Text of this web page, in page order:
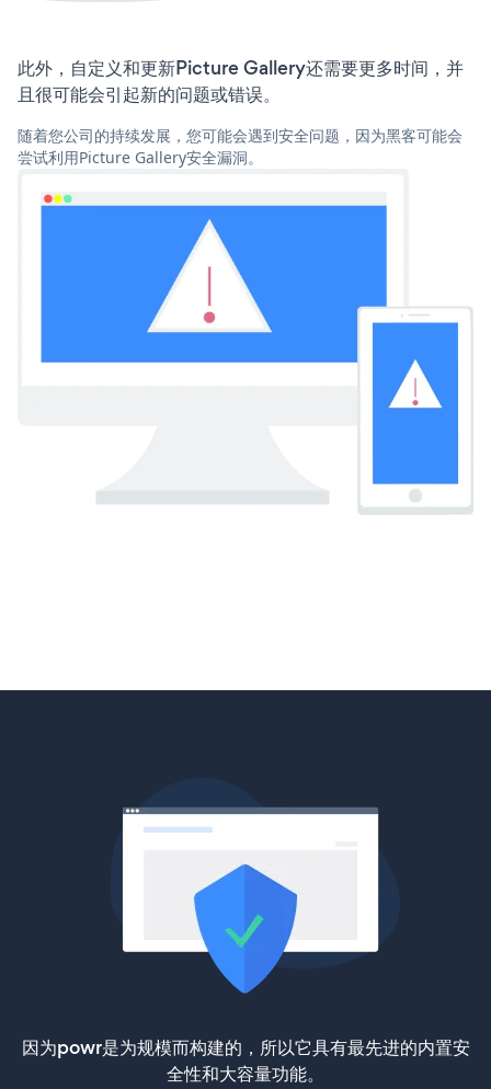
此外，自定义和更新Picture Gallery还需要更多时间，并
且很可能会引起新的问题或错误。
随着您公司的持续发展，您可能会遇到安全问题，因为黑客可能会
尝试利用Picture Gallery安全漏洞。
因为powr是为规模而构建的，所以它具有最先进的内置安
全性和大容量功能。